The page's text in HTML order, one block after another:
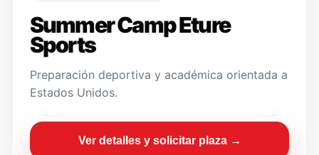
Summer Camp Eture
Sports
Preparación deportiva y académica orientada a
Estados Unidos.
Ver detalles y solicitar plaza →